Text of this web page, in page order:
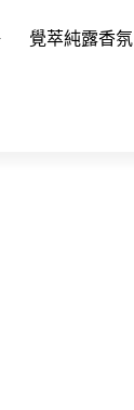
覺萃純露香氛